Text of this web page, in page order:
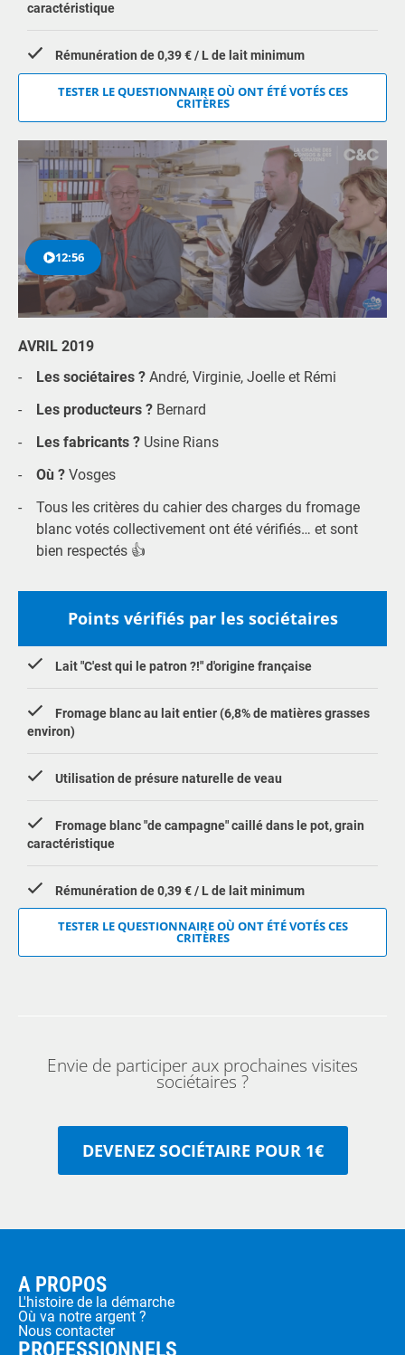
caractéristique
Rémunération de 0,39 € / L de lait minimum
TESTER LE QUESTIONNAIRE OÙ ONT ÉTÉ VOTÉS CES
CRITÈRES
12:56
AVRIL 2019
Les sociétaires ? André, Virginie, Joelle et Rémi
Les producteurs ? Bernard
Les fabricants ? Usine Rians
Où ? Vosges
Tous les critères du cahier des charges du fromage
blanc votés collectivement ont été vérifiés… et sont
bien respectés 👍
Points vérifiés par les sociétaires
Lait "C'est qui le patron ?!" d'origine française
Fromage blanc au lait entier (6,8% de matières grasses
environ)
Utilisation de présure naturelle de veau
Fromage blanc "de campagne" caillé dans le pot, grain
caractéristique
Rémunération de 0,39 € / L de lait minimum
TESTER LE QUESTIONNAIRE OÙ ONT ÉTÉ VOTÉS CES
CRITÈRES
Envie de participer aux prochaines visites
sociétaires ?
DEVENEZ SOCIÉTAIRE POUR 1€
A PROPOS
L'histoire de la démarche
Où va notre argent ?
Nous contacter
PROFESSIONNELS